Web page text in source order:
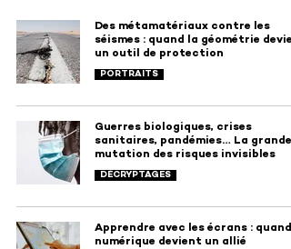
Des métamatériaux contre les
séismes : quand la géométrie
un outil de protection
PORTRAITS
Guerres biologiques, crises
sanitaires, pandémies… La grande
mutation des risques invisibles
DÉCRYPTAGES
Apprendre avec les écrans : quand
numérique devient un allié